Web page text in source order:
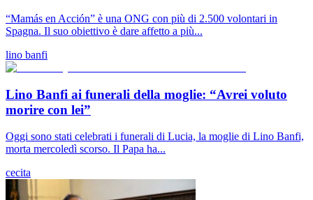
“Mamás en Acción” è una ONG con più di 2.500 volontari in
Spagna. Il suo obiettivo è dare affetto a più...
lino banfi
Lino Banfi ai funerali della moglie: “Avrei voluto
morire con lei”
Oggi sono stati celebrati i funerali di Lucia, la moglie di Lino Banfi,
morta mercoledì scorso. Il Papa ha...
cecita